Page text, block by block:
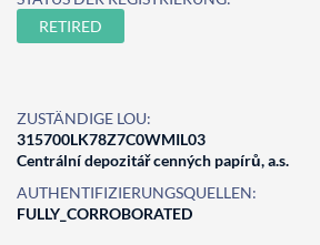
RETIRED
ZUSTÄNDIGE LOU:
315700LK78Z7C0WMIL03
Centrální depozitář cenných papírů, a.s.
AUTHENTIFIZIERUNGSQUELLEN:
FULLY_CORROBORATED